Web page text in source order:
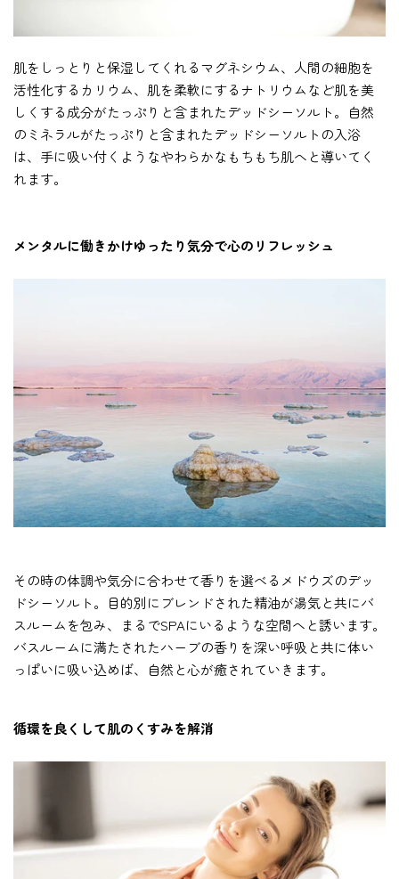
肌をしっとりと保湿してくれるマグネシウム、人間の細胞を
活性化するカリウム、肌を柔軟にするナトリウムなど肌を美
しくする成分がたっぷりと含まれたデッドシーソルト。自然
のミネラルがたっぷりと含まれたデッドシーソルトの入浴
は、手に吸い付くようなやわらかなもちもち肌へと導いてく
れます。
メンタルに働きかけゆったり気分で心のリフレッシュ
その時の体調や気分に合わせて香りを選べるメドウズのデッ
ドシーソルト。目的別にブレンドされた精油が湯気と共にバ
スルームを包み、まるでSPAにいるような空間へと誘います。
バスルームに満たされたハーブの香りを深い呼吸と共に体い
っぱいに吸い込めば、自然と心が癒されていきます。
循環を良くして肌のくすみを解消